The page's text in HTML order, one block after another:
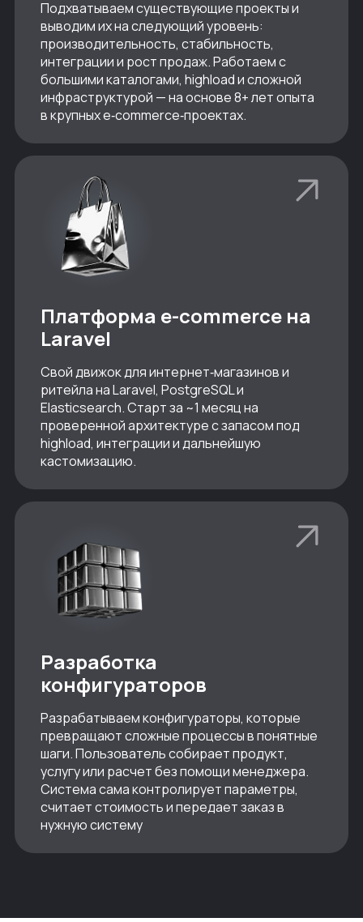
Подхватываем существующие проекты и
выводим их на следующий уровень:
производительность, стабильность,
интеграции и рост продаж. Работаем с
большими каталогами, highload и сложной
инфраструктурой — на основе 8+ лет опыта
в крупных e‑commerce‑проектах.
Платформа e-commerce на
Laravel
Свой движок для интернет‑магазинов и
ритейла на Laravel, PostgreSQL и
Elasticsearch. Старт за ~1 месяц на
проверенной архитектуре с запасом под
highload, интеграции и дальнейшую
кастомизацию.
Разработка
конфигураторов
Разрабатываем конфигураторы, которые
превращают сложные процессы в понятные
шаги. Пользователь собирает продукт,
услугу или расчет без помощи менеджера.
Система сама контролирует параметры,
считает стоимость и передает заказ в
нужную систему